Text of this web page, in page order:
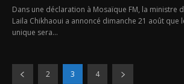
Dans une déclaration à Mosaïque FM, la ministre
Laila Chikhaoui a annoncé dimanche 21 août que
unique sera...
2 3 4